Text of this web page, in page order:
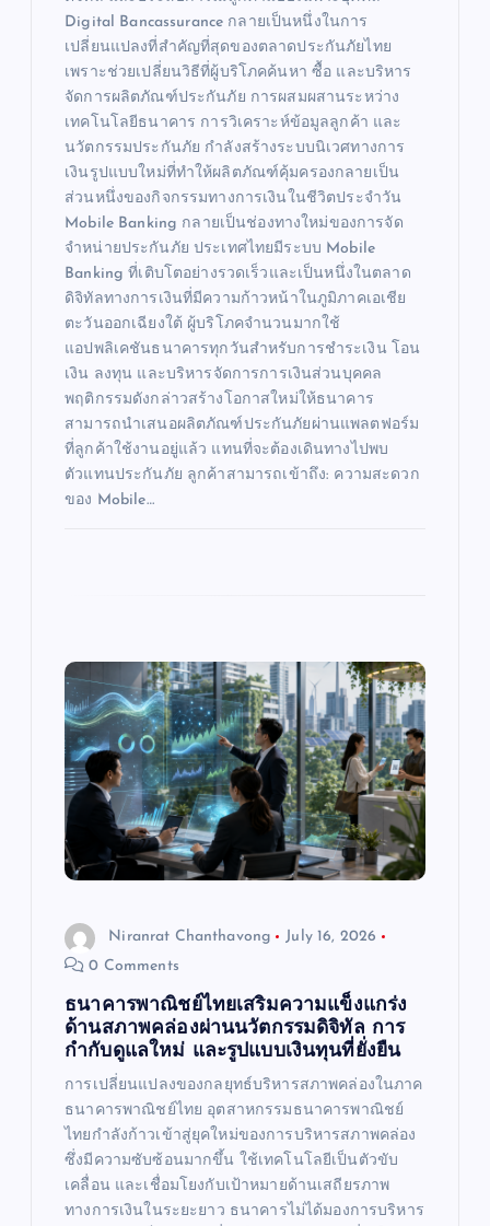
Digital Bancassurance กลายเป็นหนึ่งในการ
เปลี่ยนแปลงที่สำคัญที่สุดของตลาดประกันภัยไทย
เพราะช่วยเปลี่ยนวิธีที่ผู้บริโภคค้นหา ซื้อ และบริหาร
จัดการผลิตภัณฑ์ประกันภัย การผสมผสานระหว่าง
เทคโนโลยีธนาคาร การวิเคราะห์ข้อมูลลูกค้า และ
นวัตกรรมประกันภัย กำลังสร้างระบบนิเวศทางการ
เงินรูปแบบใหม่ที่ทำให้ผลิตภัณฑ์คุ้มครองกลายเป็น
ส่วนหนึ่งของกิจกรรมทางการเงินในชีวิตประจำวัน
Mobile Banking กลายเป็นช่องทางใหม่ของการจัด
จำหน่ายประกันภัย ประเทศไทยมีระบบ Mobile
Banking ที่เติบโตอย่างรวดเร็วและเป็นหนึ่งในตลาด
ดิจิทัลทางการเงินที่มีความก้าวหน้าในภูมิภาคเอเชีย
ตะวันออกเฉียงใต้ ผู้บริโภคจำนวนมากใช้
แอปพลิเคชันธนาคารทุกวันสำหรับการชำระเงิน โอน
เงิน ลงทุน และบริหารจัดการการเงินส่วนบุคคล
พฤติกรรมดังกล่าวสร้างโอกาสใหม่ให้ธนาคาร
สามารถนำเสนอผลิตภัณฑ์ประกันภัยผ่านแพลตฟอร์ม
ที่ลูกค้าใช้งานอยู่แล้ว แทนที่จะต้องเดินทางไปพบ
ตัวแทนประกันภัย ลูกค้าสามารถเข้าถึง: ความสะดวก
ของ Mobile…
Niranrat Chanthavong
July 16, 2026
0 Comments
ธนาคารพาณิชย์ไทยเสริมความแข็งแกร่ง
ด้านสภาพคล่องผ่านนวัตกรรมดิจิทัล การ
กำกับดูแลใหม่ และรูปแบบเงินทุนที่ยั่งยืน
การเปลี่ยนแปลงของกลยุทธ์บริหารสภาพคล่องในภาค
ธนาคารพาณิชย์ไทย อุตสาหกรรมธนาคารพาณิชย์
ไทยกำลังก้าวเข้าสู่ยุคใหม่ของการบริหารสภาพคล่อง
ซึ่งมีความซับซ้อนมากขึ้น ใช้เทคโนโลยีเป็นตัวขับ
เคลื่อน และเชื่อมโยงกับเป้าหมายด้านเสถียรภาพ
ทางการเงินในระยะยาว ธนาคารไม่ได้มองการบริหาร